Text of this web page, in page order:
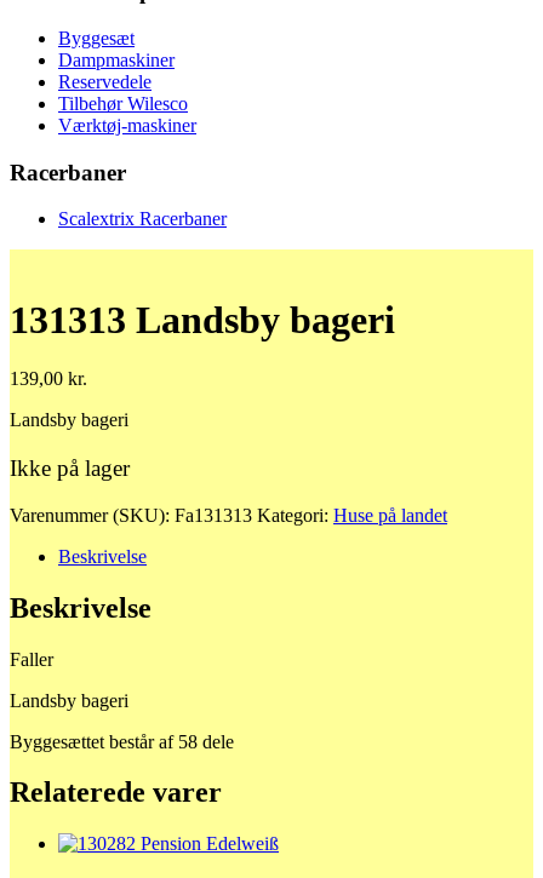
Byggesæt
Dampmaskiner
Reservedele
Tilbehør Wilesco
Værktøj-maskiner
Racerbaner
Scalextrix Racerbaner
131313 Landsby bageri
139,00 kr.
Landsby bageri
Ikke på lager
Varenummer (SKU): Fa131313 Kategori: Huse på landet
Beskrivelse
Beskrivelse
Faller
Landsby bageri
Byggesættet består af 58 dele
Relaterede varer